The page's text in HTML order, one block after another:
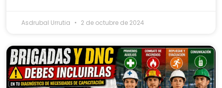
Asdrubal Urrutia 2 de octubre de 2024